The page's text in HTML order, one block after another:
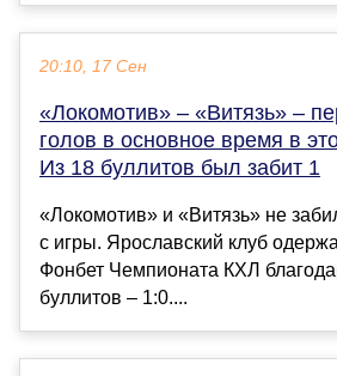
20:10, 17 Сен
«Локомотив» – «Витязь» –
голов в основное время в
Из 18 буллитов был забит 1
«Локомотив» и «Витязь» не
с игры. Ярославский клуб
Фонбет Чемпионата КХЛ
буллитов – 1:0....